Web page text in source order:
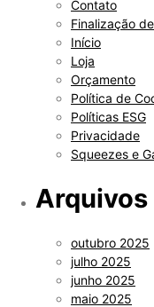
Contato
Finalização
Início
Loja
Orçamento
Política de
Políticas ESG
Privacidade
Squeezes e
Arquivos
outubro 2025
julho 2025
junho 2025
maio 2025